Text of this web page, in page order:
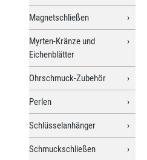
Magnetschließen
Myrten-Kränze und
Eichenblätter
Ohrschmuck-Zubehör
Perlen
Schlüsselanhänger
Schmuckschließen